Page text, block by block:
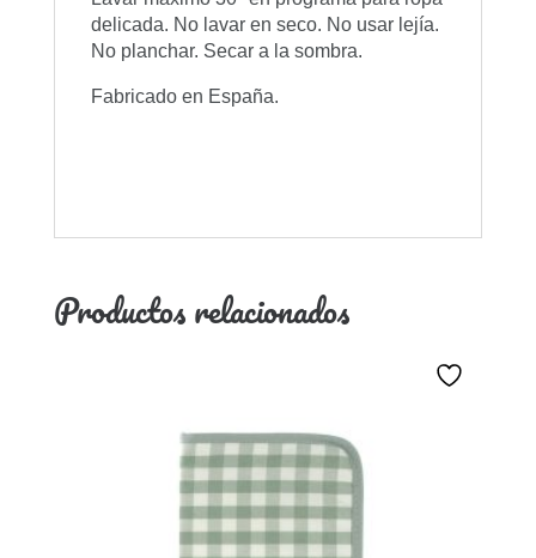
delicada. No lavar en seco. No usar lejía.
No planchar. Secar a la sombra.
Fabricado en España.
Productos relacionados